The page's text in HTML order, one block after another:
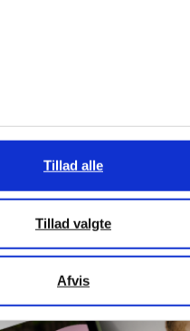
Tillad alle
Tillad valgte
Afvis